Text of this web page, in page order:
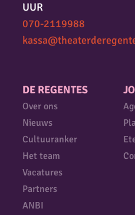
DE REGENTES
Over ons
Nieuws
Cultuuranker
Het team
Vacatures
Partners
ANBI
UUR
070-2119988